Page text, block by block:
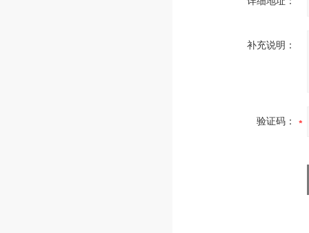
补充说明：
验证码：